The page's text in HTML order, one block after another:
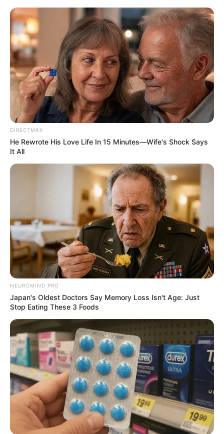
HOME
INSPIRASI
STYLE
FILM &
SERIES
NGAKAK
QUOTES
HYPE
MORE
DIRECTMAX
He Rewrote His Love Life In 15 Minutes—Wife's Shock Says
It All
NEUROMIND PRO
Japan's Oldest Doctors Say Memory Loss Isn't Age: Just
Stop Eating These 3 Foods